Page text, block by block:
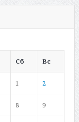
Сб Вс
1 2
8 9